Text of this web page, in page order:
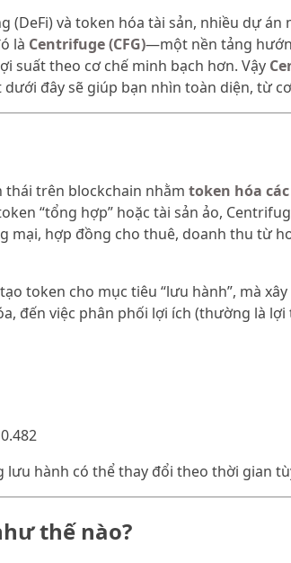
(DeFi) và token hóa tài sản, nhiều dự
là Centrifuge (CFG)—một nền tảng
suất theo cơ chế minh bạch hơn. Vậy
dưới đây sẽ giúp bạn nhìn toàn diện, từ
trên blockchain nhằm token hóa
“tổng hợp” hoặc tài sản ảo,
mại, hợp đồng cho thuê, doanh thu từ
token cho mục tiêu “lưu hành”, mà
đến việc phân phối lợi ích (thường là
lưu hành có thể thay đổi theo thời gian
thế nào?